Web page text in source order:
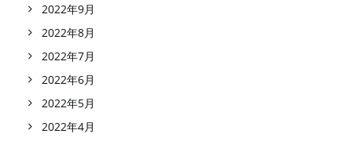
2022年9月
2022年8月
2022年7月
2022年6月
2022年5月
2022年4月